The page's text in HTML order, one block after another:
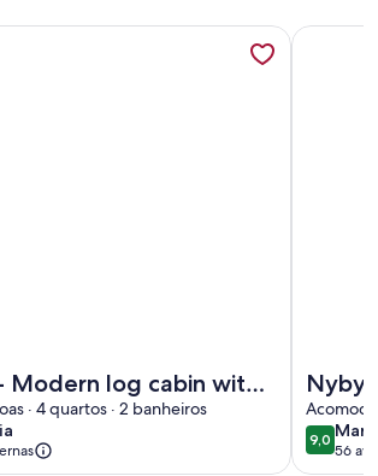
Modern log cabin with
and 4 bedrooms
· 4 quartos · 2 banheiros
sobre Fjäll Lodge - Modern log cabin
9,09,0 de
56
(56
Mais